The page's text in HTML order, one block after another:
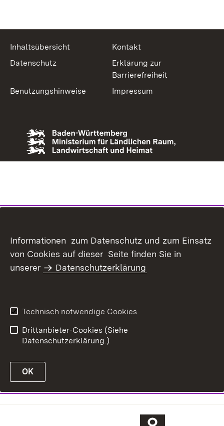
Inhaltsübersicht
Kontakt
Datenschutz
Erklärung zur
Barrierefreiheit
Benutzungshinweise
Impressum
Informationen zum Datenschutz und zum Einsatz
von Cookies auf dieser Seite finden Sie in
unserer
Datenschutzerklärung
Technisch notwendige Cookies
Drittanbieter-Cookies (Siehe
Datenschutzerklärung.)
OK